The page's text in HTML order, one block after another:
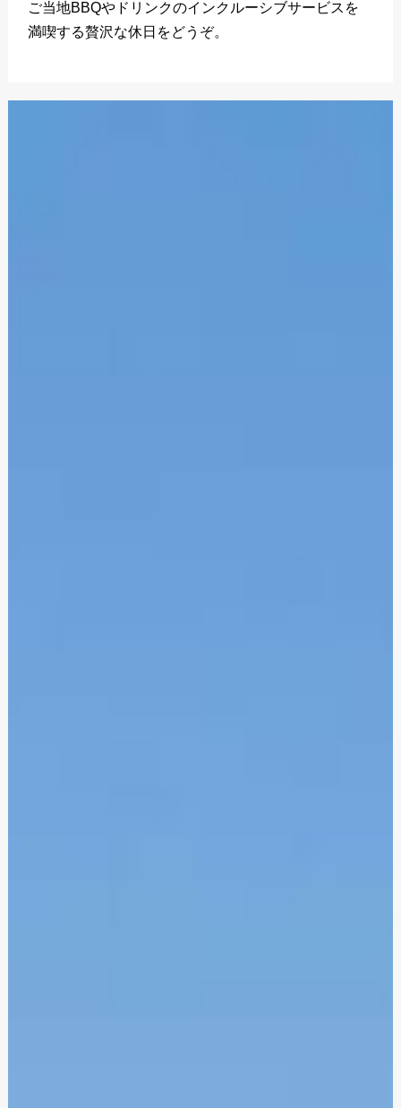
ご当地BBQやドリンクのインクルーシブサービスを
満喫する贅沢な休日をどうぞ。